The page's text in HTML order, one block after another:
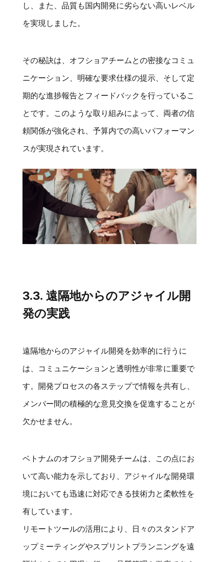
し、また、品質も国内開発に劣らない高いレベル
を実現しました。
その秘訣は、オフショアチームとの密接なコミュ
ニケーション、明確な要求仕様の提示、そして定
期的な進捗報告とフィードバックを行っているこ
とです。このような取り組みによって、両者の信
頼関係が強化され、予算内での高いパフォーマン
スが実現されています。
3.3. 遠隔地からのアジャイル開
発の実践
遠隔地からのアジャイル開発を効率的に行うに
は、コミュニケーションと透明性が非常に重要で
す。開発プロセスの各ステップで情報を共有し、
メンバー間の積極的な意見交換を促進することが
欠かせません。
ベトナムのオフショア開発チームは、この点にお
いて高い能力を示しており、アジャイルな開発環
境においても迅速に対応できる技術力と柔軟性を
有しています。
リモートツールの活用により、日々のスタンドア
ップミーティングやスプリントプランニングを遠